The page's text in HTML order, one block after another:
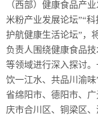
（西部）健康食品产
米粉产业发展论坛”“
护航健康生活论坛”，
负责人围绕健康食品
等领域进行深入探讨
饮一江水、共品川渝味
省绵阳市、德阳市、
庆市合川区、铜梁区